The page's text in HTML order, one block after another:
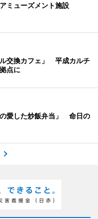
ミューズメント施設
交換カフェ」 平成カルチ
点に
愛した炒飯弁当」 命日の